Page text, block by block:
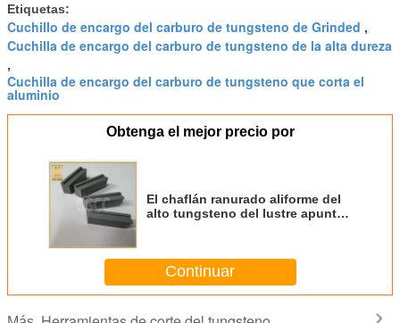
Etiquetas:
Cuchillo de encargo del carburo de tungsteno de Grinded ,
Cuchilla de encargo del carburo de tungsteno de la alta dureza
,
Cuchilla de encargo del carburo de tungsteno que corta el
aluminio
Obtenga el mejor precio por
El chaflán ranurado aliforme del
alto tungsteno del lustre apuntó
Continuar